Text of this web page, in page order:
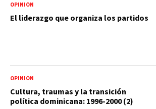
OPINIÓN
El liderazgo que organiza los partidos
OPINIÓN
Cultura, traumas y la transición
política dominicana: 1996-2000 (2)